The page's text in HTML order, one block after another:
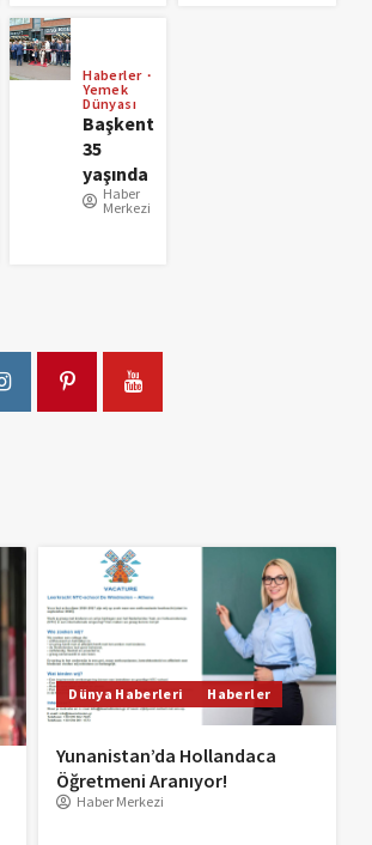
Haberler
Yemek
Dünyası
Başkent
35
yaşında
Haber
Merkezi
Dünya Haberleri Haberler
Yunanistan’da Hollandaca
Öğretmeni Aranıyor!
Haber Merkezi